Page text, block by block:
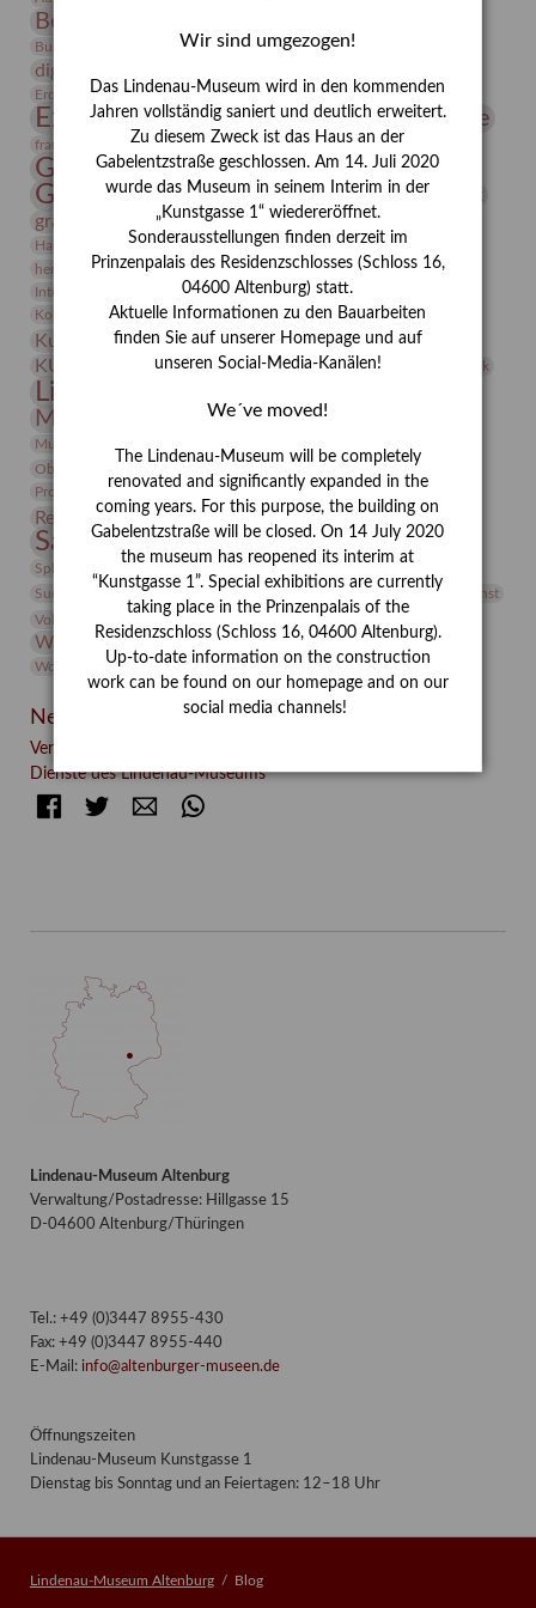
Bernhard August von Lindenau
Burg Posterstein Conrad Felixmüller Depot
digitallabor
Erdmann Julius Dietrich
Erlebnisportal estrusker Exlibris
Expressionismus Festrede Florenz Fotografie
frauen Frauen in der Antike und heute
Gerhard-Altenbourg-Preis
Gerhard Altenbourg
Gerhard Kurt Müller
grafische sammlung griechische Mythologie
Hanns-Conon von der Gabelentz Heinrich Kirchhoff Heldinnen
herman de vries Humboldt
Insekten
Integriertes Schädlingsmanagement
Italien Jahresempfang
Kolosseum
Kooperationsausstellung Korkmodelle Kunst
Kunstmuseum Kunstvermittlung Kunst von Kühl
KUNSTWAND Kurs Künstler Künstlerin Lehmbruck
Lindenau-Museum
Museumsgeschichte Museumsnacht
Museumspädagogik Natur
Objekt im Fokus
Phelloplastik
Pohlhof
Provenienz
Provenienzforschung
Restaurierung Rudi Lesser Ruth Wolf-Rehfeld
Sammlung Samstagszeichner Skulptur
Sonderausstellung
Sphinx
studio Studio Bildende Kunst
Suermondt-Ludwig-Museum
Vermittlung
Videokunst
Volontariat
Walter Rheiner Werefkin
Werkbetrachtung Winter Wissenschaft
Wolf and Dog
Wolf und Hund
Zirkuswoche
Neueste Beiträge
Verschenkt, verkauft, vergessen? – Kunstdetektivinnen im
Dienste des Lindenau-Museums
FacebookTwitter E-mail
Lindenau-Museum Altenburg
Verwaltung/Postadresse: Hillgasse 15
D-04600 Altenburg/Thüringen
Tel.: +49 (0)3447 8955-430
Fax: +49 (0)3447 8955-440
E-Mail: info@altenburger-museen.de
Öffnungszeiten
Lindenau-Museum Kunstgasse 1
Dienstag bis Sonntag und an Feiertagen: 12–18 Uhr
Lindenau-Museum Altenburg Blog
Wir sind umgezogen!
Das Lindenau-Museum wird in den kommenden
Jahren vollständig saniert und deutlich erweitert.
Zu diesem Zweck ist das Haus an der
Gabelentzstraße geschlossen. Am 14. Juli 2020
wurde das Museum in seinem Interim in der
„Kunstgasse 1“ wiedereröffnet.
Sonderausstellungen finden derzeit im
Prinzenpalais des Residenzschlosses (Schloss 16,
04600 Altenburg) statt.
Aktuelle Informationen zu den Bauarbeiten
finden Sie auf unserer Homepage und auf
unseren Social-Media-Kanälen!
We´ve moved!
The Lindenau-Museum will be completely
renovated and significantly expanded in the
coming years. For this purpose, the building on
Gabelentzstraße will be closed. On 14 July 2020
the museum has reopened its interim at
“Kunstgasse 1”. Special exhibitions are currently
taking place in the Prinzenpalais of the
Residenzschloss (Schloss 16, 04600 Altenburg).
Up-to-date information on the construction
work can be found on our homepage and on our
social media channels!